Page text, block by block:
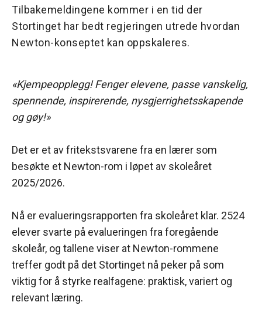
Tilbakemeldingene kommer i en tid der
Stortinget har bedt regjeringen utrede hvordan
Newton-konseptet kan oppskaleres.
«Kjempeopplegg! Fenger elevene, passe vanskelig,
spennende, inspirerende, nysgjerrighetsskapende
og gøy!»
Det er et av fritekstsvarene fra en lærer som
besøkte et Newton-rom i løpet av skoleåret
2025/2026.
Nå er evalueringsrapporten fra skoleåret klar. 2524
elever svarte på evalueringen fra foregående
skoleår, og tallene viser at Newton-rommene
treffer godt på det Stortinget nå peker på som
viktig for å styrke realfagene: praktisk, variert og
relevant læring.